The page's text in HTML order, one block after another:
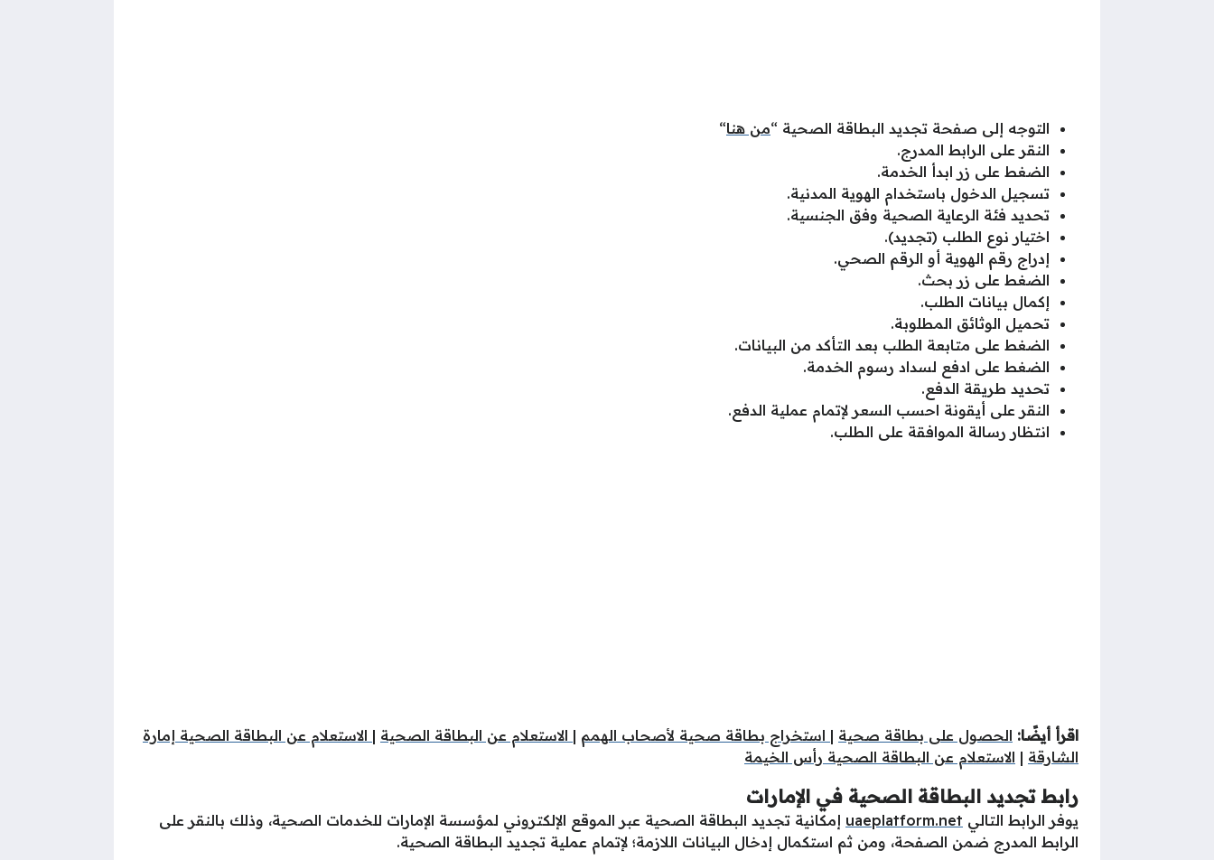
التوجه إلى صفحة تجديد البطاقة الصحية “من هنا“
النقر على الرابط المدرج.
الضغط على زر ابدأ الخدمة.
تسجيل الدخول باستخدام الهوية المدنية.
تحديد فئة الرعاية الصحية وفق الجنسية.
اختيار نوع الطلب (تجديد).
إدراج رقم الهوية أو الرقم الصحي.
الضغط على زر بحث.
إكمال بيانات الطلب.
تحميل الوثائق المطلوبة.
الضغط على متابعة الطلب بعد التأكد من البيانات.
الضغط على ادفع لسداد رسوم الخدمة.
تحديد طريقة الدفع.
النقر على أيقونة احسب السعر لإتمام عملية الدفع.
انتظار رسالة الموافقة على الطلب.
اقرأ أيضًا: الحصول على بطاقة صحية | استخراج بطاقة صحية لأصحاب الهمم | الاستعلام عن البطاقة الصحية | الاستعلام عن البطاقة الصحية إمارة
الشارقة | الاستعلام عن البطاقة الصحية رأس الخيمة
رابط تجديد البطاقة الصحية في الإمارات
يوفر الرابط التالي uaeplatform.net إمكانية تجديد البطاقة الصحية عبر الموقع الإلكتروني لمؤسسة الإمارات للخدمات الصحية، وذلك بالنقر على
الرابط المدرج ضمن الصفحة، ومن ثم استكمال إدخال البيانات اللازمة؛ لإتمام عملية تجديد البطاقة الصحية.